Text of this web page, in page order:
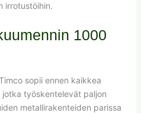
irrotustöihin.
1000
sopii ennen kaikkea
jotka työskentelevät paljon
metallirakenteiden parissa